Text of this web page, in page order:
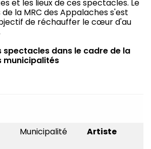
et les lieux de ces spectacles. Le
la MRC des Appalaches s'est
de réchauffer le cœur d'au
spectacles dans le cadre de la
municipalités
Municipalité Artiste